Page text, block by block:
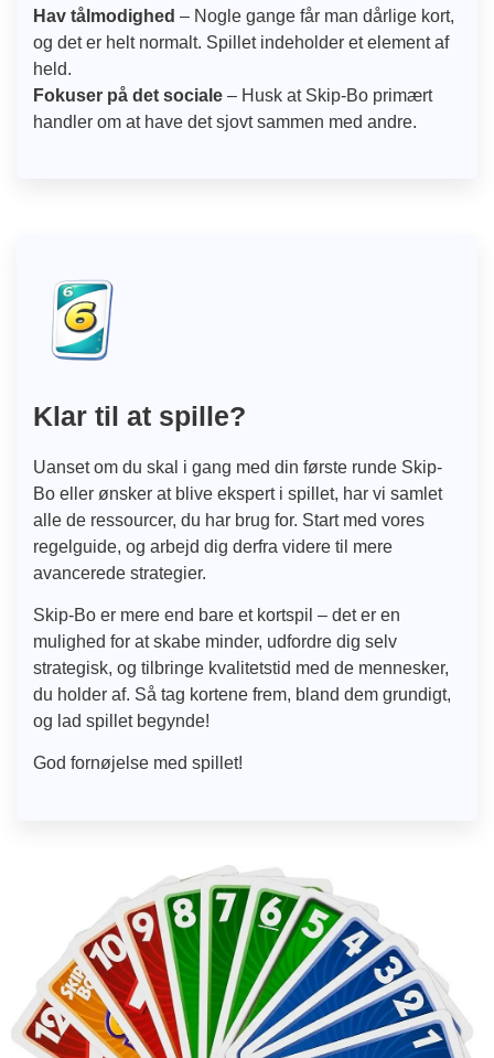
Hav tålmodighed – Nogle gange får man dårlige kort,
og det er helt normalt. Spillet indeholder et element af
held.
Fokuser på det sociale – Husk at Skip-Bo primært
handler om at have det sjovt sammen med andre.
Klar til at spille?
Uanset om du skal i gang med din første runde Skip-
Bo eller ønsker at blive ekspert i spillet, har vi samlet
alle de ressourcer, du har brug for. Start med vores
regelguide, og arbejd dig derfra videre til mere
avancerede strategier.
Skip-Bo er mere end bare et kortspil – det er en
mulighed for at skabe minder, udfordre dig selv
strategisk, og tilbringe kvalitetstid med de mennesker,
du holder af. Så tag kortene frem, bland dem grundigt,
og lad spillet begynde!
God fornøjelse med spillet!